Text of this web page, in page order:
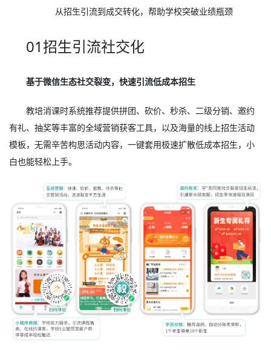
从招生引流到成交转化，帮助学校突破业绩瓶颈
01招生引流社交化
基于微信生态社交裂变，快速引流低成本招生
教培消课时系统推荐提供拼团、砍价、秒杀、二级分销、邀约
有礼、抽奖等丰富的全域营销获客工具，以及海量的线上招生活动
模板，无需辛苦构思活动内容，一键套用极速扩散低成本招生，小
白也能轻松上手。